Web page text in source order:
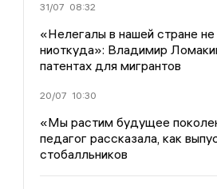
31/07 08:32
«Нелегалы в нашей стране
ниоткуда»: Владимир
патентах для мигрантов
20/07 10:30
«Мы растим будущее
педагог рассказала, как
стобалльников